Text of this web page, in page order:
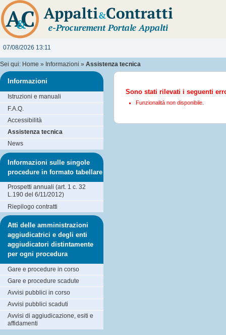
07/08/2026 13:11
Sei qui: Home » Informazioni » Assistenza tecnica
Sono stati rilevati i seguenti
Funzionalità non disponibile.
Informazioni
Istruzioni e manuali
F.A.Q.
Accessibilità
Assistenza tecnica
News
Informazioni sulle singole
procedure in formato tabellare
Prospetti annuali (art. 1 c. 32
L.190 del 6/11/2012)
Riepilogo contratti
Atti delle amministrazioni
aggiudicatrici e degli enti
aggiudicatori distintamente
per ogni procedura
Gare e procedure in corso
Gare e procedure scadute
Avvisi pubblici in corso
Avvisi pubblici scaduti
Avvisi di aggiudicazione, esiti e
affidamenti